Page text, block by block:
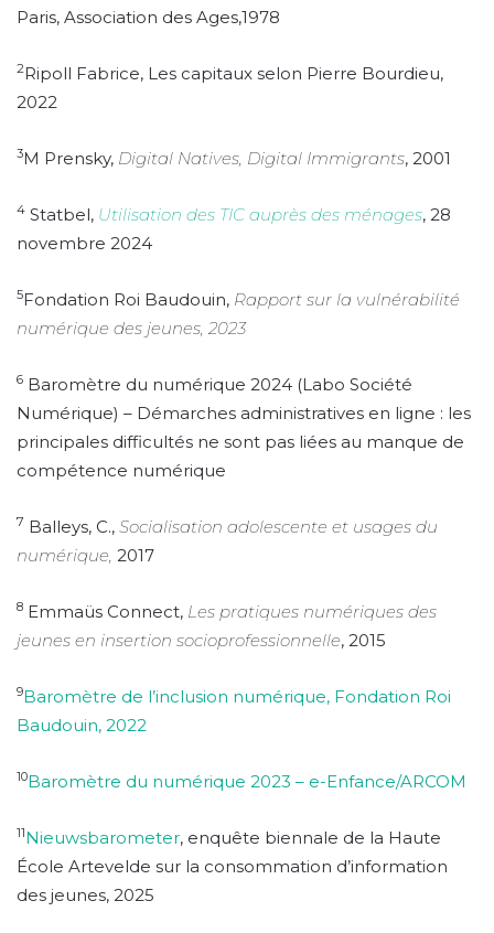
Paris, Association des Ages,1978
2Ripoll Fabrice, Les capitaux selon Pierre Bourdieu,
2022
3M Prensky, Digital Natives, Digital Immigrants, 2001
4 Statbel, Utilisation des TIC auprès des ménages, 28
novembre 2024
5Fondation Roi Baudouin, Rapport sur la vulnérabilité
numérique des jeunes, 2023
6 Baromètre du numérique 2024 (Labo Société
Numérique) – Démarches administratives en ligne : les
principales difficultés ne sont pas liées au manque de
compétence numérique
7 Balleys, C., Socialisation adolescente et usages du
numérique, 2017
8 Emmaüs Connect, Les pratiques numériques des
jeunes en insertion socioprofessionnelle, 2015
9Baromètre de l’inclusion numérique, Fondation Roi
Baudouin, 2022
10Baromètre du numérique 2023 – e-Enfance/ARCOM
11Nieuwsbarometer, enquête biennale de la Haute
École Artevelde sur la consommation d’information
des jeunes, 2025